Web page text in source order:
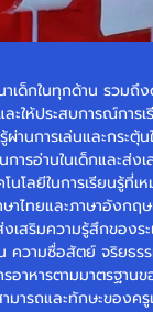
เด็กในทุกด้าน รวม
ะให้ประสบการณ์การ
ผ่านการเล่นและกระ
ารอ่านในเด็กและส่ง
โนโลยีในการเรียนรู้ที่
ษาไทยและภาษาอังก
สริมความรู้สึกของระ
วามซื่อสัตย์ จริยธรร
อาหารตามมาตรฐา
มารถและทักษะของค